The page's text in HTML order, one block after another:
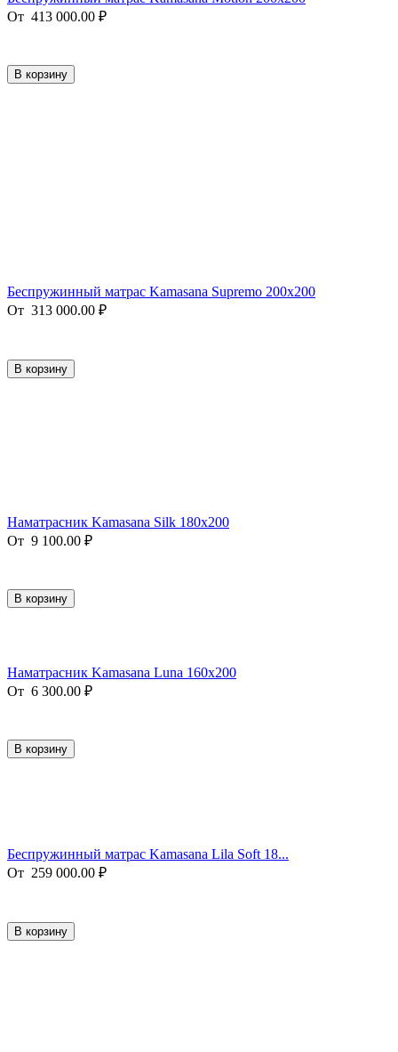
От 413 000.00 ₽
В корзину
Беспружинный матрас Kamasana Supremo 200x200
От 313 000.00 ₽
В корзину
Наматрасник Kamasana Silk 180x200
От 9 100.00 ₽
В корзину
Наматрасник Kamasana Luna 160x200
От 6 300.00 ₽
В корзину
Беспружинный матрас Kamasana Lila Soft 18...
От 259 000.00 ₽
В корзину